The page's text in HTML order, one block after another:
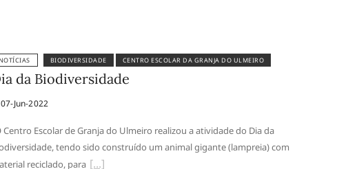
BIODIVERSIDADE CENTRO ESCOLAR DA GRANJA DO ULMEIRO
da Biodiversidade
Jun-2022
Centro Escolar de Granja do Ulmeiro realizou a atividade do Dia da
tendo sido construído um animal gigante (lampreia) com
reciclado, para